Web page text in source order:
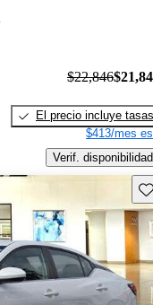
$22,846
El precio incluye tasas
$413/mes
Verif. disponibilidad